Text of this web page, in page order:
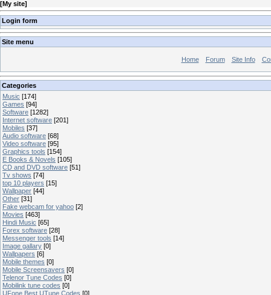
[My site]
Login form
Site menu
Home Forum Site Info
Categories
Music [174]
Games [94]
Software [1282]
Internet software [201]
Mobiles [37]
Audio software [68]
Video software [95]
Graphics tools [154]
E Books & Novels [105]
CD and DVD software [51]
Tv shows [74]
top 10 players [15]
Wallpaper [44]
Other [31]
Fake webcam for yahoo [2]
Movies [463]
Hindi Music [65]
Forex software [28]
Messenger tools [14]
Image gallary [0]
Wallpapers [6]
Mobile themes [0]
Mobile Screensavers [0]
Telenor Tune Codes [0]
Mobilink tune codes [0]
UFone Best UTune Codes [0]